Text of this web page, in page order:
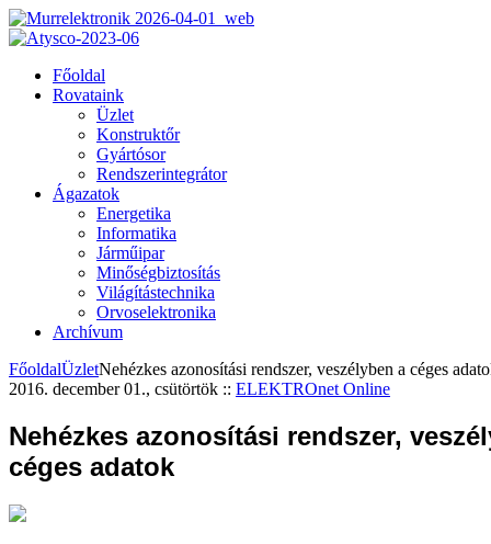
Főoldal
Rovataink
Üzlet
Konstruktőr
Gyártósor
Rendszerintegrátor
Ágazatok
Energetika
Informatika
Járműipar
Minőségbiztosítás
Világítástechnika
Orvoselektronika
Archívum
FőoldalÜzletNehézkes azonosítási rendszer, veszélyben a céges
2016. december 01., csütörtök :: ELEKTROnet Online
Nehézkes azonosítási rendszer,
céges adatok